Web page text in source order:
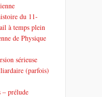
du 11-
à temps plein
de Physique
sérieuse
(parfois)
– prélude